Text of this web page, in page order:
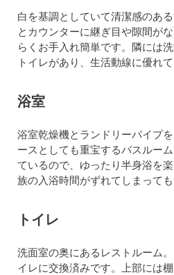
白を基調としていて清潔感のあ
とカウンターに継ぎ目や隙間が
らくお手入れ簡単です。隣には
トイレがあり、生活動線に優れて
浴室
浴室乾燥機とランドリーパイプ
ースとしても重宝するバスルー
ているので、ゆったり半身浴を
族の入浴時間がずれてしまっても
トイレ
洗面室の奥にあるレストルーム
イレに交換済みです。上部には